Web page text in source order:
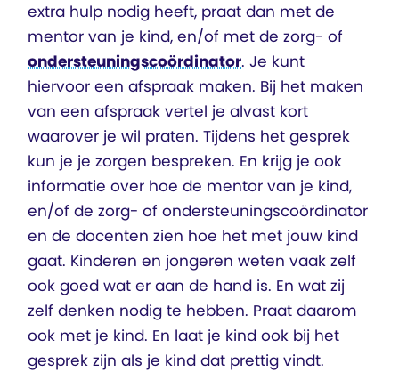
extra hulp nodig heeft, praat dan met de
mentor van je kind, en/of met de zorg- of
ondersteuningscoördinator. Je kunt
hiervoor een afspraak maken. Bij het maken
van een afspraak vertel je alvast kort
waarover je wil praten. Tijdens het gesprek
kun je je zorgen bespreken. En krijg je ook
informatie over hoe de mentor van je kind,
en/of de zorg- of ondersteuningscoördinator
en de docenten zien hoe het met jouw kind
gaat. Kinderen en jongeren weten vaak zelf
ook goed wat er aan de hand is. En wat zij
zelf denken nodig te hebben. Praat daarom
ook met je kind. En laat je kind ook bij het
gesprek zijn als je kind dat prettig vindt.